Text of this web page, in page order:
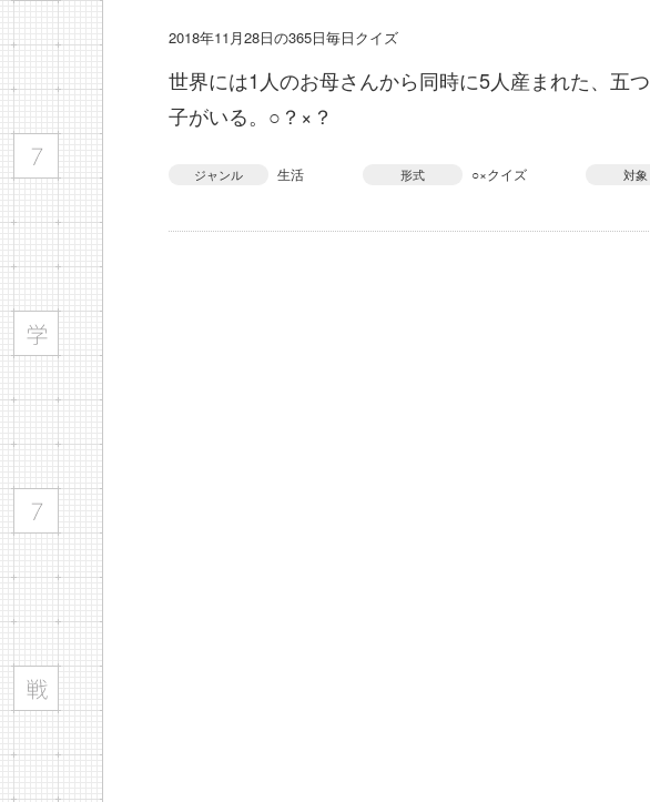
2018年11月28日の365日毎日クイズ
世界には1人のお母さんから同時に5人産まれた、五つ
子がいる。○？×？
ジャンル 生活 形式 ○×クイズ 対象